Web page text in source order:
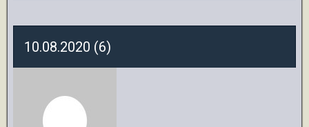
10.08.2020 (6)